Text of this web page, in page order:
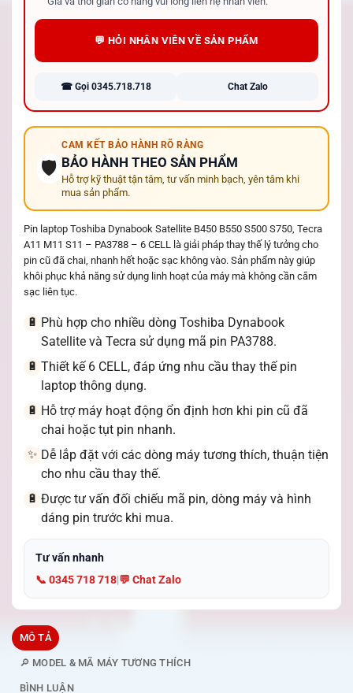
💬 HỎI NHÂN VIÊN VỀ SẢN PHẨM
☎ Gọi 0345.718.718 Chat Zalo
🛡️
CAM KẾT BẢO HÀNH RÕ RÀNG
BẢO HÀNH THEO SẢN PHẨM
Hỗ trợ kỹ thuật tận tâm, tư vấn minh bạch, yên tâm khi
mua sản phẩm.
Pin laptop Toshiba Dynabook Satellite B450 B550 S500 S750, Tecra
A11 M11 S11 – PA3788 – 6 CELL là giải pháp thay thế lý tưởng cho
pin cũ đã chai, nhanh hết hoặc sạc không vào. Sản phẩm này giúp
khôi phục khả năng sử dụng linh hoạt của máy mà không cần cắm
sạc liên tục.
🔋 Phù hợp cho nhiều dòng Toshiba Dynabook
Satellite và Tecra sử dụng mã pin PA3788.
🔋 Thiết kế 6 CELL, đáp ứng nhu cầu thay thế pin
laptop thông dụng.
🔋 Hỗ trợ máy hoạt động ổn định hơn khi pin cũ đã
chai hoặc tụt pin nhanh.
✨ Dễ lắp đặt với các dòng máy tương thích, thuận tiện
cho nhu cầu thay thế.
🔋 Được tư vấn đối chiếu mã pin, dòng máy và hình
dáng pin trước khi mua.
Tư vấn nhanh
📞 0345 718 718|💬 Chat Zalo
MÔ TẢ
🔎 MODEL & MÃ MÁY TƯƠNG THÍCH
BÌNH LUẬN